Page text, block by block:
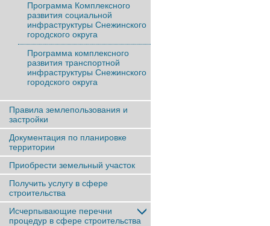
Программа Комплексного
развития социальной
инфраструктуры Снежинского
городского округа
Программа комплексного
развития транспортной
инфраструктуры Снежинского
городского округа
Правила землепользования и
застройки
Документация по планировке
территории
Приобрести земельный участок
Получить услугу в сфере
строительства
Исчерпывающие перечни
процедур в сфере строительства